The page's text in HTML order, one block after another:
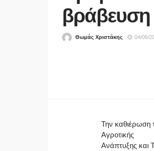
Θωμάς Χριστάκης 04/06/
Την καθιέρωση
Αγροτικής
Ανάπτυξης και